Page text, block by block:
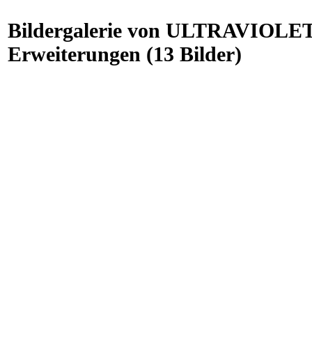
Bildergalerie von
Erweiterungen (13 Bilder)